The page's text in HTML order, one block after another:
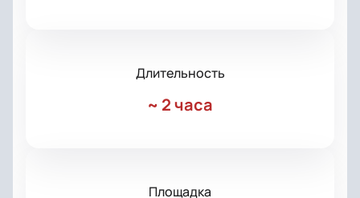
Длительность
~ 2 часа
Площадка